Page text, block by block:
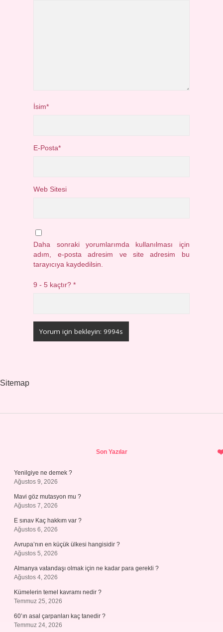
İsim*
E-Posta*
Web Sitesi
Daha sonraki yorumlarımda kullanılması için
adım, e-posta adresim ve site adresim bu
tarayıcıya kaydedilsin.
9 - 5 kaçtır?*
Sitemap
Son Yazılar
Yenilgiye ne demek ?
Ağustos 9, 2026
Mavi göz mutasyon mu ?
Ağustos 7, 2026
E sınav Kaç hakkım var ?
Ağustos 6, 2026
Avrupa’nın en küçük ülkesi hangisidir ?
Ağustos 5, 2026
Almanya vatandaşı olmak için ne kadar para gerekli ?
Ağustos 4, 2026
Kümelerin temel kavramı nedir ?
Temmuz 25, 2026
60’ın asal çarpanları kaç tanedir ?
Temmuz 24, 2026